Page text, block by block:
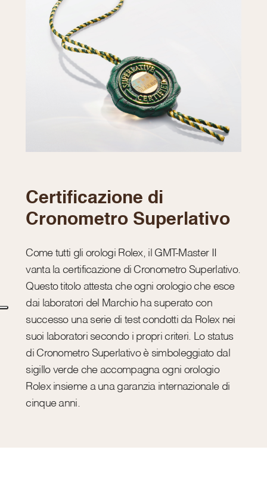
Certificazione di
Cronometro Superlativo
Come tutti gli orologi Rolex, il GMT-Master II
vanta la certificazione di Cronometro Superlativo.
Questo titolo attesta che ogni orologio che esce
dai laboratori del Marchio ha superato con
successo una serie di test condotti da Rolex nei
suoi laboratori secondo i propri criteri. Lo status
di Cronometro Superlativo è simboleggiato dal
sigillo verde che accompagna ogni orologio
Rolex insieme a una garanzia internazionale di
cinque anni.